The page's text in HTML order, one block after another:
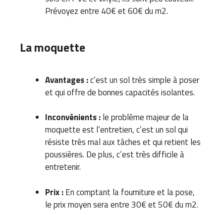
Prévoyez entre 40€ et 60€ du m2.
La moquette
Avantages :c’est un sol très simple à poser
et qui offre de bonnes capacités isolantes.
Inconvénients :le problème majeur de la
moquette est l’entretien, c’est un sol qui
résiste très mal aux tâches et qui retient les
poussières. De plus, c’est très difficile à
entretenir.
Prix :En comptant la fourniture et la pose,
le prix moyen sera entre 30€ et 50€ du m2.